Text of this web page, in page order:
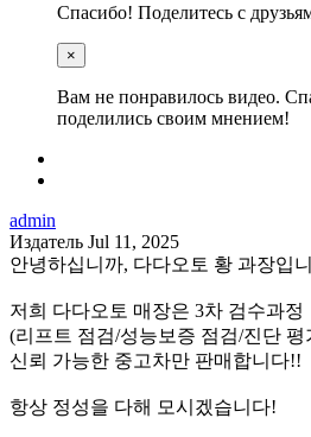
Спасибо! Поделитесь с
×
Вам не понравилось видео.
поделились своим мнением!
admin
Издатель Jul 11, 2025
안녕하십니까, 다다오토 황 과장입
저희 다다오토 매장은 3차 검수과정
(리프트 점검/성능보증 점검/진단 평
신뢰 가능한 중고차만 판매합니다!!
항상 정성을 다해 모시겠습니다!